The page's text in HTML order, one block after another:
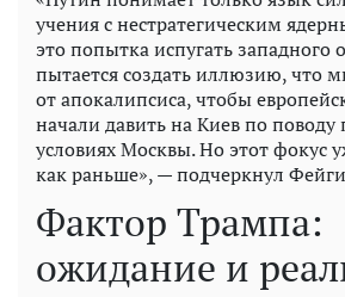
учения с нестратегическим
это попытка испугать западного
пытается создать иллюзию, что
от апокалипсиса, чтобы
начали давить на Киев по поводу
условиях Москвы. Но этот фокус
как раньше», — подчеркнул
Фактор Трампа:
ожидание и